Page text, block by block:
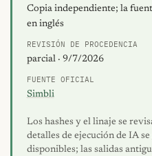
Copia independiente; la
en inglés
REVISIÓN DE PROCEDENCIA
parcial · 9/7/2026
FUENTE OFICIAL
Simbli
Los hashes y el linaje se
detalles de ejecución de IA
disponibles; las salidas